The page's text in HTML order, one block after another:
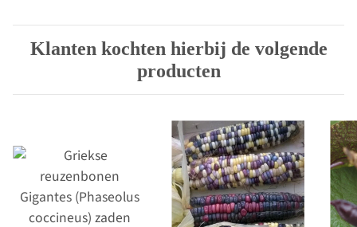
Klanten kochten hierbij de volgende
producten